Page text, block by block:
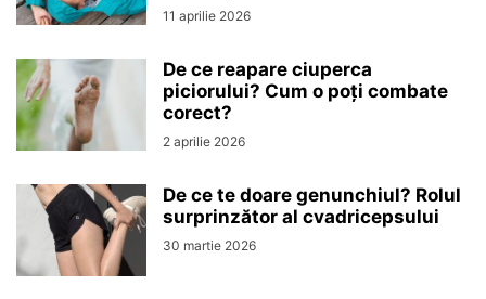
11 aprilie 2026
De ce reapare ciuperca
piciorului? Cum o poți combate
corect?
2 aprilie 2026
De ce te doare genunchiul? Rolul
surprinzător al cvadricepsului
30 martie 2026